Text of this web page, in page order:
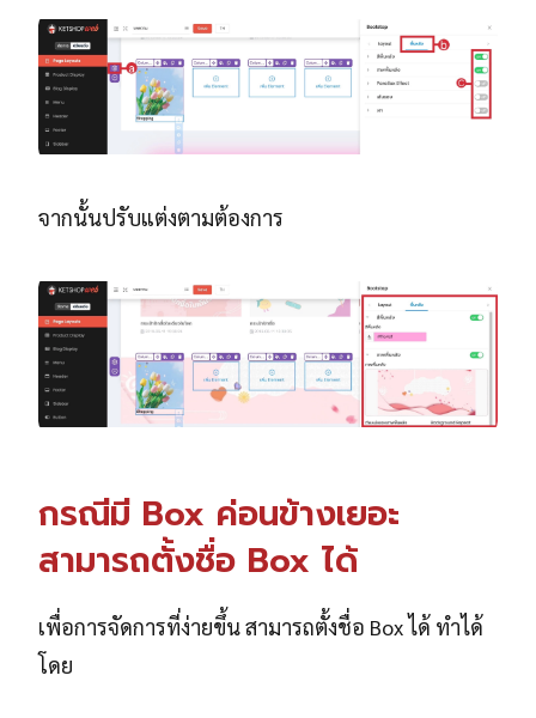
จากนั้นปรับแต่งตามต้องการ
กรณีมี Box ค่อนข้างเยอะ
สามารถตั้งชื่อ Box ได้
เพื่อการจัดการที่ง่ายขึ้น สามารถตั้งชื่อ Box ได้ ทำได้
โดย